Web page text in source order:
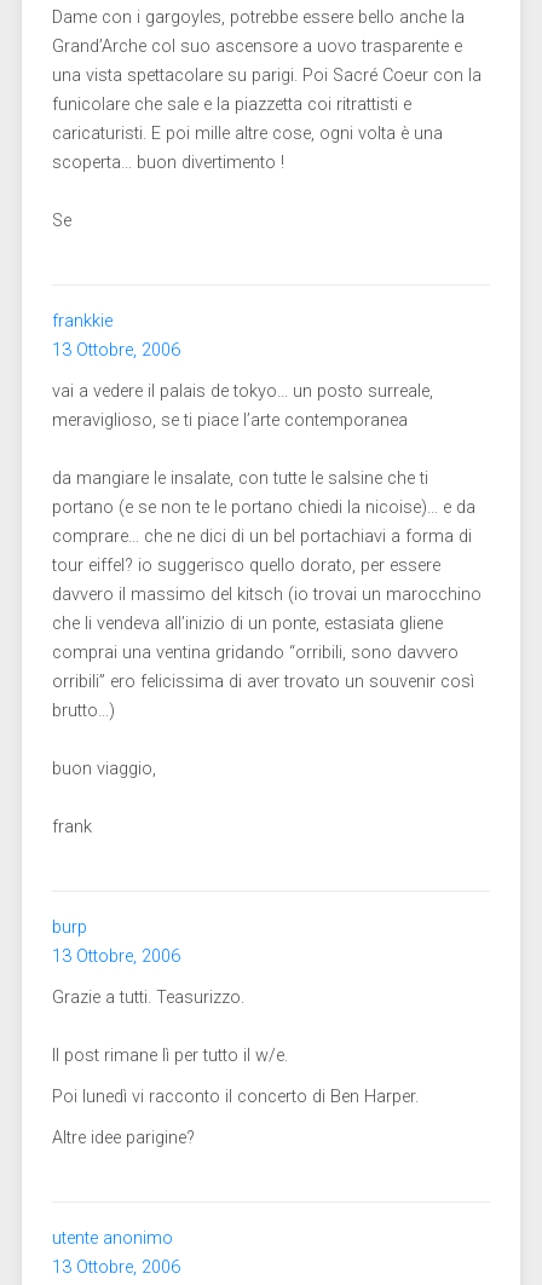
Dame con i gargoyles, potrebbe essere bello anche la
Grand’Arche col suo ascensore a uovo trasparente e
una vista spettacolare su parigi. Poi Sacré Coeur con la
funicolare che sale e la piazzetta coi ritrattisti e
caricaturisti. E poi mille altre cose, ogni volta è una
scoperta… buon divertimento !
Se
frankkie
13 Ottobre, 2006
vai a vedere il palais de tokyo… un posto surreale,
meraviglioso, se ti piace l’arte contemporanea
da mangiare le insalate, con tutte le salsine che ti
portano (e se non te le portano chiedi la nicoise)… e da
comprare… che ne dici di un bel portachiavi a forma di
tour eiffel? io suggerisco quello dorato, per essere
davvero il massimo del kitsch (io trovai un marocchino
che li vendeva all’inizio di un ponte, estasiata gliene
comprai una ventina gridando “orribili, sono davvero
orribili” ero felicissima di aver trovato un souvenir così
brutto…)
buon viaggio,
frank
burp
13 Ottobre, 2006
Grazie a tutti. Teasurizzo.
Il post rimane lì per tutto il w/e.
Poi lunedì vi racconto il concerto di Ben Harper.
Altre idee parigine?
utente anonimo
13 Ottobre, 2006